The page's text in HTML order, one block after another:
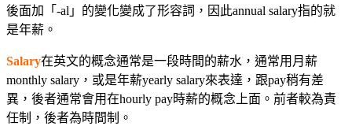
後面加「-al」的變化變成了形容詞，因此annual salary指的就
是年薪。
Salary在英文的概念通常是一段時間的薪水，通常用月薪
monthly salary，或是年薪yearly salary來表達，跟pay稍有差
異，後者通常會用在hourly pay時薪的概念上面。前者較為責
任制，後者為時間制。